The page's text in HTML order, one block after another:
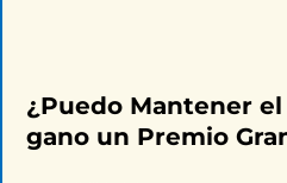
¿Puedo Mantener
gano un Premio